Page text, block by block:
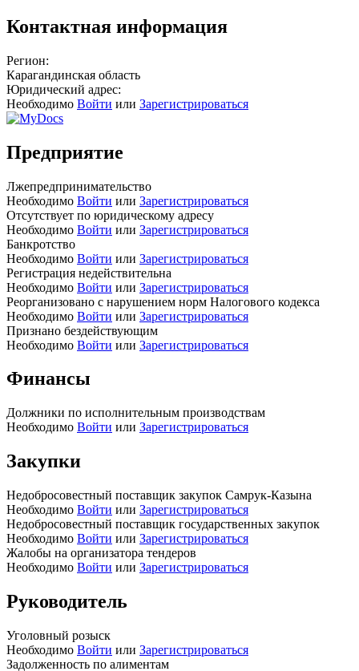
Контактная информация
Регион:
Карагандинская область
Юридический адрес:
Необходимо Войти или Зарегистрироваться
Предприятие
Лжепредпринимательство
Необходимо Войти или Зарегистрироваться
Отсутствует по юридическому адресу
Необходимо Войти или Зарегистрироваться
Банкротство
Необходимо Войти или Зарегистрироваться
Регистрация недействительна
Необходимо Войти или Зарегистрироваться
Реорганизовано с нарушением норм Налогового кодекса
Необходимо Войти или Зарегистрироваться
Признано бездействующим
Необходимо Войти или Зарегистрироваться
Финансы
Должники по исполнительным производствам
Необходимо Войти или Зарегистрироваться
Закупки
Недобросовестный поставщик закупок Самрук-Казына
Необходимо Войти или Зарегистрироваться
Недобросовестный поставщик государственных закупок
Необходимо Войти или Зарегистрироваться
Жалобы на организатора тендеров
Необходимо Войти или Зарегистрироваться
Руководитель
Уголовный розыск
Необходимо Войти или Зарегистрироваться
Задолженность по алиментам